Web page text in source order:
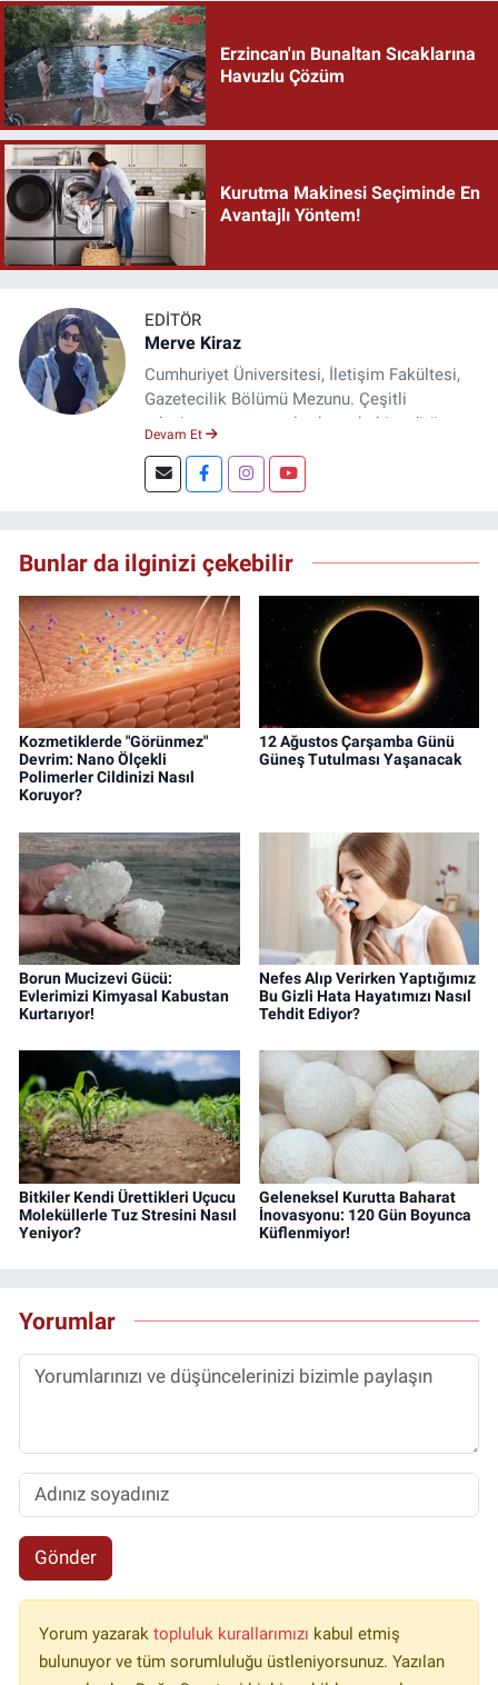
Erzincan'ın Bunaltan Sıcaklarına
Havuzlu Çözüm
Kurutma Makinesi Seçiminde En
Avantajlı Yöntem!
EDITÖR
Merve Kiraz
Cumhuriyet Üniversitesi, İletişim Fakültesi,
Gazetecilik Bölümü Mezunu. Çeşitli
televizyon ve gazetelerde muhabir, editör,
Şuan, www.dogugazetesi.com adlı haber
sitesinin Yazı İşleri Müdürlüğünü yürütmekte.
Devam Et
Bunlar da ilginizi çekebilir
Kozmetiklerde "Görünmez"
Devrim: Nano Ölçekli
Polimerler Cildinizi Nasıl
Koruyor?
12 Ağustos Çarşamba Günü
Güneş Tutulması Yaşanacak
Borun Mucizevi Gücü:
Evlerimizi Kimyasal Kabustan
Kurtarıyor!
Nefes Alıp Verirken Yaptığımız
Bu Gizli Hata Hayatımızı Nasıl
Tehdit Ediyor?
Bitkiler Kendi Ürettikleri Uçucu
Moleküllerle Tuz Stresini Nasıl
Yeniyor?
Geleneksel Kurutta Baharat
İnovasyonu: 120 Gün Boyunca
Küflenmiyor!
Yorumlar
Gönder
Yorum yazarak topluluk kurallarımızı kabul etmiş
bulunuyor ve tüm sorumluluğu üstleniyorsunuz. Yazılan